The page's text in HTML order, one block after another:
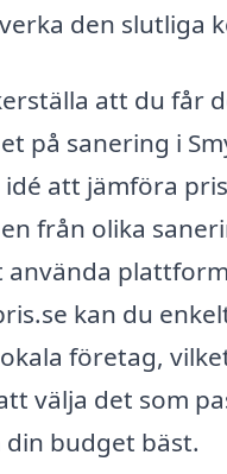
den slutliga
att du får
på sanering i
att jämföra
från olika
använda
kan du
företag,
välja det som
din budget bäst.